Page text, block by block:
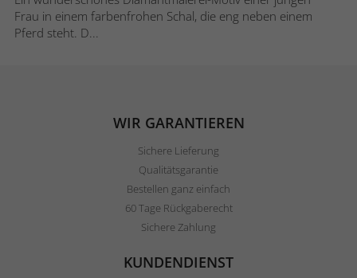
Frau in einem farbenfrohen Schal, die eng neben einem
Pferd steht. D...
WIR GARANTIEREN
Sichere Lieferung
Qualitätsgarantie
Bestellen ganz einfach
60 Tage Rückgaberecht
Sichere Zahlung
KUNDENDIENST